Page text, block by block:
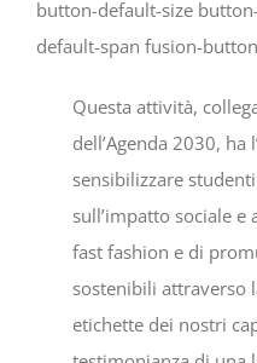
button-default-size
default-span fusion-
Questa attività,
dell’Agenda 2030, ha
sensibilizzare
sull’impatto sociale
fast fashion e di
sostenibili attraverso
etichette dei nostri